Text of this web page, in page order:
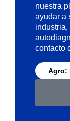
nuestra
ayudar a
contacto
Agro: